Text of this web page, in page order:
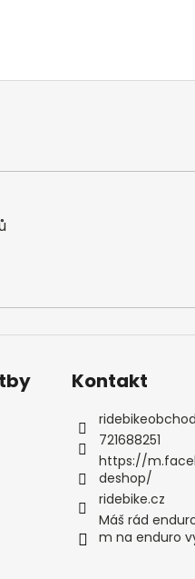
Kontakt
ridebikeobchod
721688251
https://
deshop/
ridebike.cz
Máš rád
m na enduro